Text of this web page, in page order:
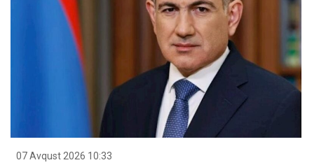
07 Avqust 2026 10:33